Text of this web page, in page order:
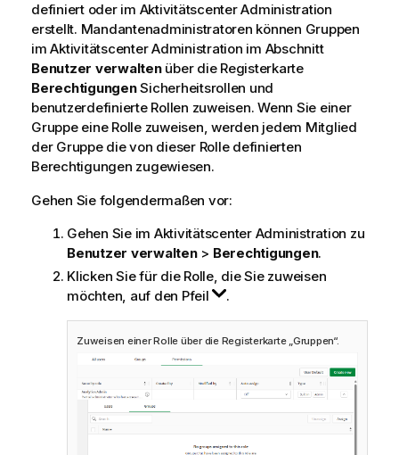
definiert oder im AktivitätscenterAdministration
erstellt. Mandantenadministratoren können Gruppen
im AktivitätscenterAdministration im Abschnitt
Benutzer verwaltenüber die Registerkarte
BerechtigungenSicherheitsrollen und
benutzerdefinierte Rollen zuweisen. Wenn Sie einer
Gruppe eine Rolle zuweisen, werden jedem Mitglied
der Gruppe die von dieser Rolle definierten
Berechtigungen zugewiesen.
Gehen Sie folgendermaßen vor:
Gehen Sie im Aktivitätscenter Administration zu
Benutzer verwalten> Berechtigungen.
Klicken Sie für die Rolle, die Sie zuweisen
möchten, auf den Pfeil
.
Zuweisen einer Rolle über die Registerkarte „Gruppen“.